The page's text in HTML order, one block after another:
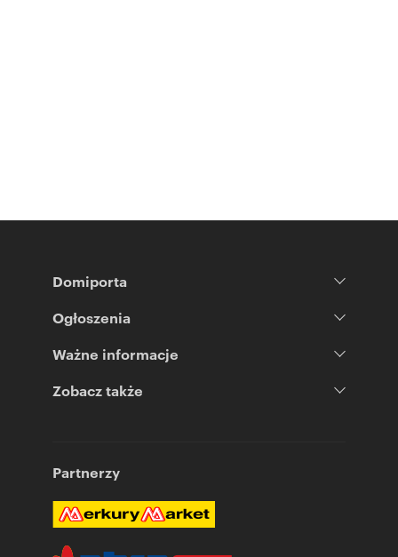
Domiporta
Ogłoszenia
Ważne informacje
Zobacz także
Partnerzy